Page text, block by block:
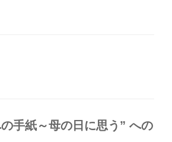
手紙～母の日に思う” への